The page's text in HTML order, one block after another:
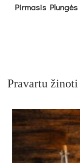
Pir­ma­sis
Pravartu žinoti